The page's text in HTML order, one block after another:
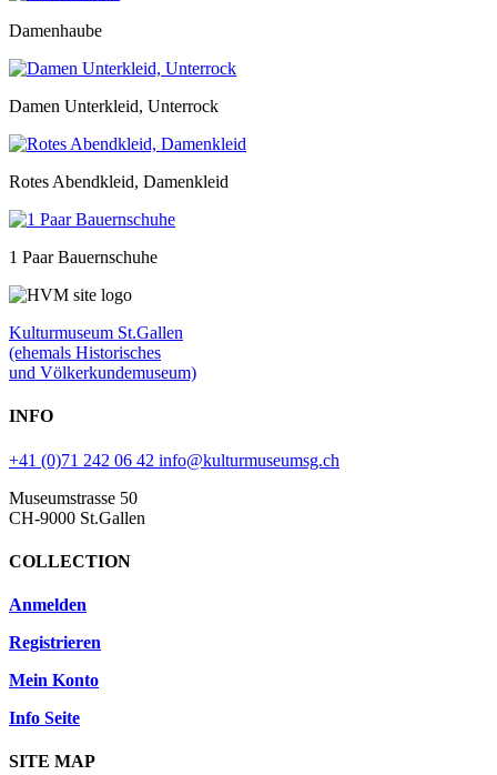
Damenhaube
Damen Unterkleid, Unterrock
Rotes Abendkleid, Damenkleid
1 Paar Bauernschuhe
Kulturmuseum St.Gallen
(ehemals Historisches
und Völkerkundemuseum)
INFO
+41 (0)71 242 06 42 info@kulturmuseumsg.ch
Museumstrasse 50
CH-9000 St.Gallen
COLLECTION
Anmelden
Registrieren
Mein Konto
Info Seite
SITE MAP